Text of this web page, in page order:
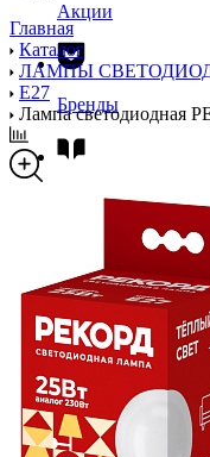
Акции
Бренды
Новости
Блог
Помощь
Главная
Каталог
ЛАМПЫ
E27
Лампа светодиодная